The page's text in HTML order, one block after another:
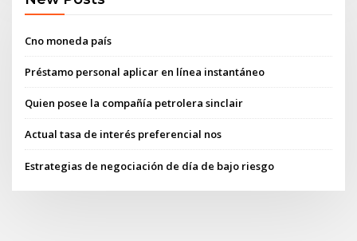
Cno moneda país
Préstamo personal aplicar en línea instantáneo
Quien posee la compañía petrolera sinclair
Actual tasa de interés preferencial nos
Estrategias de negociación de día de bajo riesgo